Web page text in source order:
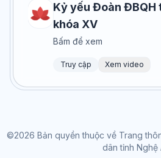
Kỷ yếu Đoàn ĐBQH
khóa XV
Bấm để xem
Truy cập Xem video
©2026 Bản quyền thuộc về Trang
dân tỉnh Nghệ